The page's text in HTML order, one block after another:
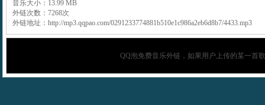
音乐大小：13.99 MB
外链次数：7268次
外链地址：http://mp3.qqpao.com/0291233774881b510e1c986a2eb6d8b7/4433.mp3
QQ泡免费音乐外链，如果用户上传的某一首